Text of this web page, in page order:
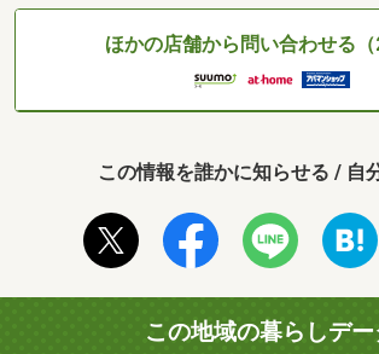
ほかの店舗から問い合わせる（
この情報を誰かに知らせる / 自
この地域の暮らしデー